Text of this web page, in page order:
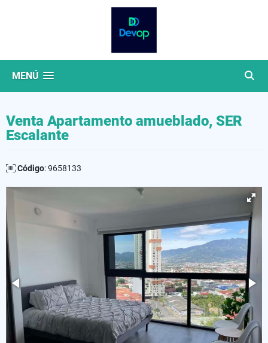
MENÚ
Venta Apartamento amueblado, SER
Escalante
Código: 9658133